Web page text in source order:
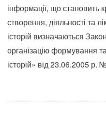
інформації, що становить
створення, діяльності та
історій визначаються
організацію формування та
історій» від 23.06.2005 р.